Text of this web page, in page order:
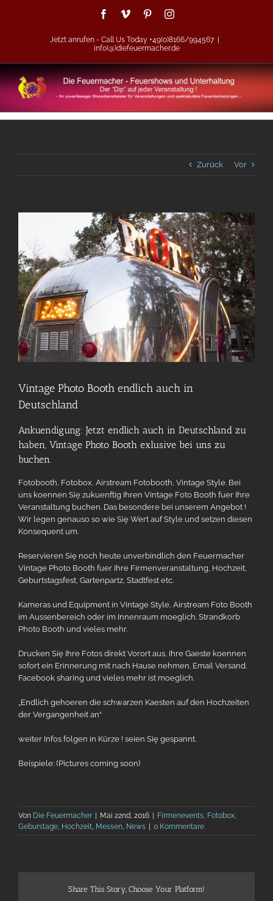
Facebook
Vimeo PinterestInstagram
Jetzt anrufen - Call Us Today +49(0)8166/994567
info(@)diefeuermacher.de
Zurück Vor
Vintage Photo Booth endlich auch in
Deutschland
Ankuendigung: Jetzt endlich auch in Deutschland zu
haben, Vintage Photo Booth exlusive bei uns zu
buchen.
Fotobooth, Fotobox, Airstream Fotobooth, Vintage Style. Bei
uns koennen Się zukuenftig Ihren Vintage Foto Booth fuer Ihre
Veranstaltung buchen. Das besondere bei unserem Angebot !
Wir legen genauso so wie Się Wert auf Style und setzen diesen
Konsequent um.
Reservieren Się noch heute unverbindlich den Feuermacher
Vintage Photo Booth fuer Ihre Firmenveranstaltung, Hochzeit,
Geburtstagsfest, Gartenpartz, Stadtfest etc.
Kameras und Equipment in Vintage Style, Airstream Foto Booth
im Aussenbereich oder im Innenraum moeglich. Strandkorb
Photo Booth und vieles mehr.
Drucken Się Ihre Fotos direkt Vorort aus, Ihre Gaeste koennen
sofort ein Erinnerung mit nach Hause nehmen. Email Versand,
Facebook sharing und vieles mehr ist moeglich.
„Endlich gehoeren die schwarzen Kaesten auf den Hochzeiten
der Vergangenheit an“
weiter Infos folgen in Kürze ! seien Się gespannt.
Beispiele: (Pictures coming soon)
Von Die Feuermacher Mai 22nd, 2016 Firmenevents, Fotobox,
Geburstage, Hochzeit, Messen, News 0 Kommentare
Share This Story, Choose Your Platform!